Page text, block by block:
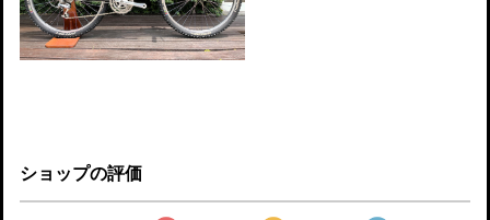
ショップの評価